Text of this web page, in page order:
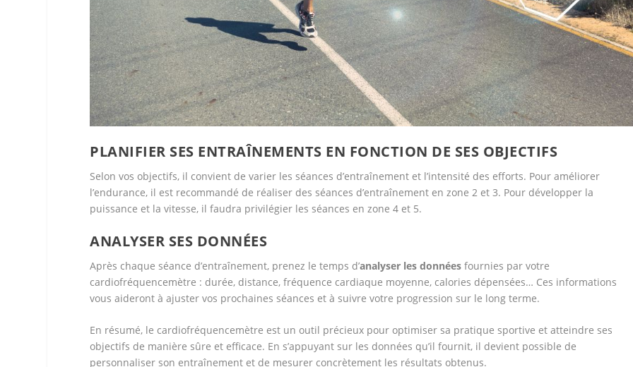
PLANIFIER SES ENTRAÎNEMENTS EN FONCTION DE SES OBJECTIFS
Selon vos objectifs, il convient de varier les séances d’entraînement et l’intensité des efforts. Pour améliorer
l’endurance, il est recommandé de réaliser des séances d’entraînement en zone 2 et 3. Pour développer la
puissance et la vitesse, il faudra privilégier les séances en zone 4 et 5.
ANALYSER SES DONNÉES
Après chaque séance d’entraînement, prenez le temps d’analyser les données fournies par votre
cardiofréquencemètre : durée, distance, fréquence cardiaque moyenne, calories dépensées… Ces informations
vous aideront à ajuster vos prochaines séances et à suivre votre progression sur le long terme.
En résumé, le cardiofréquencemètre est un outil précieux pour optimiser sa pratique sportive et atteindre ses
objectifs de manière sûre et efficace. En s’appuyant sur les données qu’il fournit, il devient possible de
personnaliser son entraînement et de mesurer concrètement les résultats obtenus.